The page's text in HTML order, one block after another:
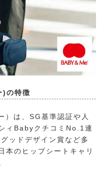
)の特徴
） は、SG基準認証や人
ィBabyクチコミNo.1連
ッドデザイン賞など多
本のヒップシートキャリ